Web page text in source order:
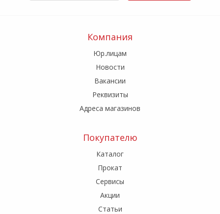
Компания
Юр.лицам
Новости
Вакансии
Реквизиты
Адреса магазинов
Покупателю
Каталог
Прокат
Сервисы
Акции
Статьи